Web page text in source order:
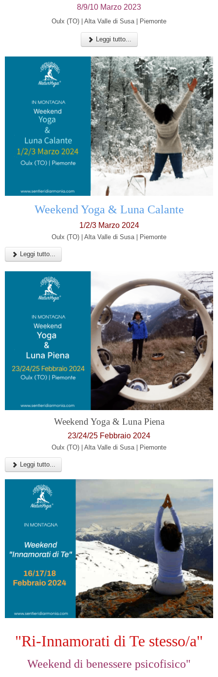
8/9/10 Marzo 2023
Oulx (TO) | Alta Valle di Susa | Piemonte
Leggi tutto...
Weekend Yoga & Luna Calante
1/2/3 Marzo 2024
Oulx (TO) | Alta Valle di Susa | Piemonte
Leggi tutto...
Weekend Yoga & Luna Piena
23/24/25 Febbraio 2024
Oulx (TO) | Alta Valle di Susa | Piemonte
Leggi tutto...
"Ri-Innamorati di Te stesso/a"
Weekend di benessere psicofisico"